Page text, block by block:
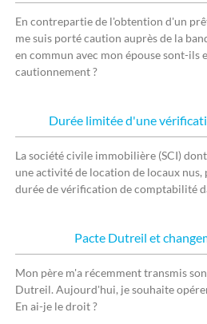
En contrepartie de l'obtention d'un
me suis porté caution auprès de la
en commun avec mon épouse sont-ils
cautionnement ?
Durée limitée d'une
La société civile immobilière (SCI)
une activité de location de locaux
durée de vérification de comptabilité
Pacte Dutreil et
Mon père m'a récemment transmis
Dutreil. Aujourd'hui, je souhaite
En ai-je le droit ?